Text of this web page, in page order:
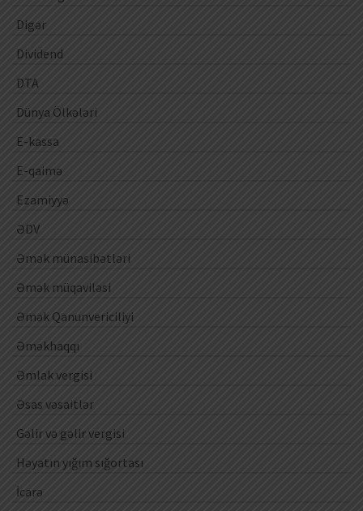
Digər
Dividend
DTA
Dünya Ölkələri
E-kassa
E-qaimə
Ezamiyyə
ƏDV
Əmək münasibətləri
Əmək müqaviləsi
Əmək Qanunvericiliyi
Əməkhaqqı
Əmlak vergisi
Əsas vəsaitlər
Gəlir və gəlir vergisi
Həyatın yığım sığortası
İcarə